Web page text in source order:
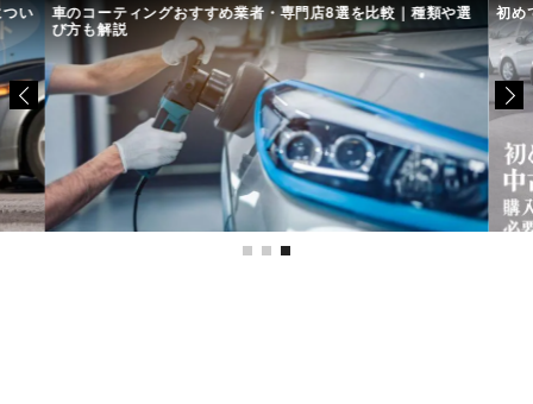
い 車のコーティングおすすめ業者・専門店8選を比較｜種類や選
び方も解説
初め